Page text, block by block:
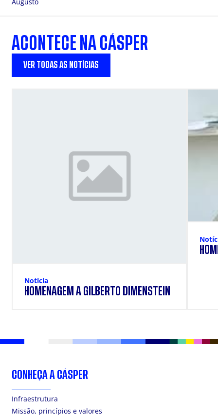
ACONTECE NA CÁSPER
VER TODAS AS NOTÍCIAS
Notícia
HOMENAGEM A GILBERTO DIMENSTEIN
CONHEÇA A CÁSPER
Infraestrutura
Missão, princípios e valores